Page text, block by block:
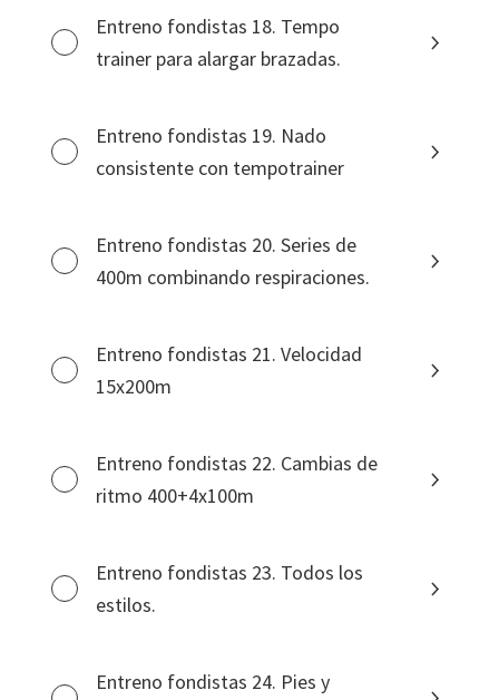
Entreno fondistas 18. Tempo
trainer para alargar brazadas.
Entreno fondistas 19. Nado
consistente con tempotrainer
Entreno fondistas 20. Series de
400m combinando respiraciones.
Entreno fondistas 21. Velocidad
15x200m
Entreno fondistas 22. Cambias de
ritmo 400+4x100m
Entreno fondistas 23. Todos los
estilos.
Entreno fondistas 24. Pies y